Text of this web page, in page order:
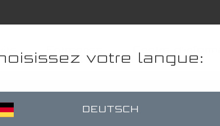
Centre
votre langue:
DEUTSCH